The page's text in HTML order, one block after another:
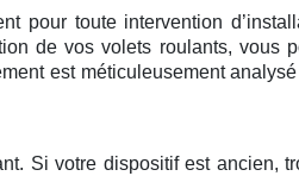
pour toute intervention
de vos volets roulants, vous
est méticuleusement
Si votre dispositif est ancien,